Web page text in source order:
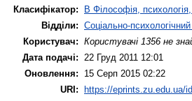
Класифікатор:
B Філософія, психологія,
Відділи: Соціально-
Користувач: Користувачі 1356 не
Дата подачі: 22 Груд 2011 12:01
Оновлення:
15 Серп 2015 02:22
URI:
https://eprints.zu.edu.ua/